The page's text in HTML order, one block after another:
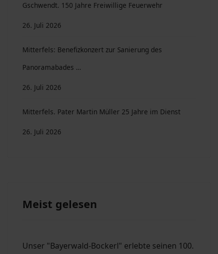
Gschwendt. 150 Jahre Freiwillige Feuerwehr
26. Juli 2026
Mitterfels: Benefizkonzert zur Sanierung des
Panoramabades …
26. Juli 2026
Mitterfels. Pater Martin Müller 25 Jahre im Dienst
26. Juli 2026
Meist gelesen
Unser "Bayerwald-Bockerl" erlebte seinen 100.